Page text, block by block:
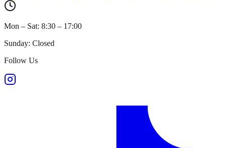
Mon – Sat: 8:30 – 17:00
Sunday: Closed
Follow Us